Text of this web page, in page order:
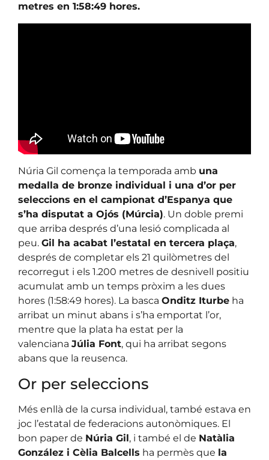
metres en 1:58:49 hores.
Núria Gil comença la temporada amb una
medalla de bronze individual i una d’or per
seleccions en el campionat d’Espanya que
s’ha disputat a Ojós (Múrcia). Un doble premi
que arriba després d’una lesió complicada al
peu. Gil ha acabat l’estatal en tercera plaça,
després de completar els 21 quilòmetres del
recorregut i els 1.200 metres de desnivell positiu
acumulat amb un temps pròxim a les dues
hores (1:58:49 hores). La basca Onditz Iturbe ha
arribat un minut abans i s’ha emportat l’or,
mentre que la plata ha estat per la
valenciana Júlia Font, qui ha arribat segons
abans que la reusenca.
Or per seleccions
Més enllà de la cursa individual, també estava en
joc l’estatal de federacions autonòmiques. El
bon paper de Núria Gil, i també el de Natàlia
González i Cèlia Balcells ha permès que la